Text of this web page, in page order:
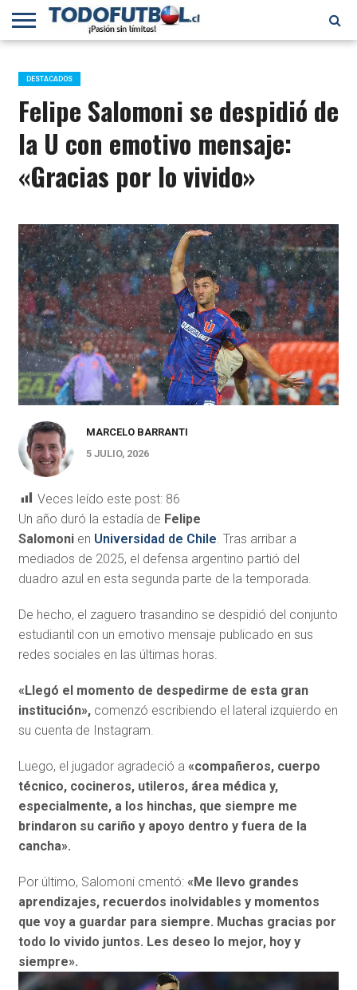
PRIMERA
B
SELECCIÓN
CHILENA
CHILENOS
EN EL
MUNDO
FÚTBOL
INTERNACIONAL
DESTACADOS
Felipe Salomoni se despidió de
la U con emotivo mensaje:
«Gracias por lo vivido»
MARCELO BARRANTI
5 JULIO, 2026
Veces leído este post: 86
Un año duró la estadía de Felipe
Salomonien Universidad de Chile . Tras arribar a
mediados de 2025, el defensa argentino partió del
duadro azul en esta segunda parte de la temporada.
De hecho, el zaguero trasandino se despidió del conjunto
estudiantil con un emotivo mensaje publicado en sus
redes sociales en las últimas horas.
«Llegó el momento de despedirme de esta gran
institución»,comenzó escribiendo el lateral izquierdo en
su cuenta de Instagram.
Luego, el jugador agradeció a «compañeros, cuerpo
técnico, cocineros, utileros, área médica y,
especialmente, a los hinchas, que siempre me
brindaron su cariño y apoyo dentro y fuera de la
cancha».
Por último, Salomoni cmentó:«Me llevo grandes
aprendizajes, recuerdos inolvidables y momentos
que voy a guardar para siempre. Muchas gracias por
todo lo vivido juntos. Les deseo lo mejor, hoy y
siempre».